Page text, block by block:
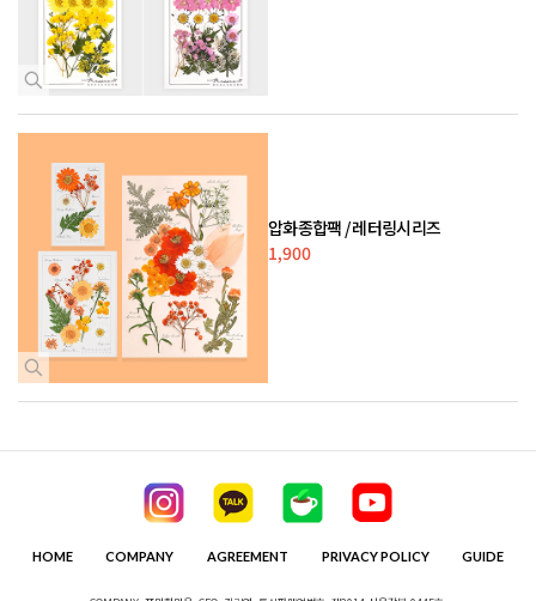
압화종합팩 / 레터링시리즈
1,900
HOME COMPANY AGREEMENT PRIVACY POLICY GUIDE